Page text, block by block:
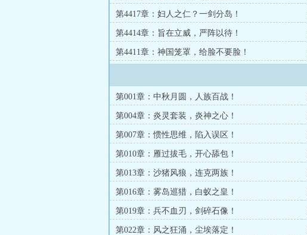
第4417章：妇人之仁？一剑分岛！
第4414章：旨在立威，严阵以待！
第4411章：神国笼罩，给脸不要脸！
第001章：中秋月圆，人族百战！
第004章：炎灵套装，炎神之心！
第007章：惯性思维，陷入误区！
第010章：雁过拔毛，开心舔包！
第013章：沙猪风狼，连克两族！
第016章：雾岛巡猎，白蚁之皇！
第019章：兵不血刃，剑碎石像！
第022章：风之狂涌，尘埃落定！